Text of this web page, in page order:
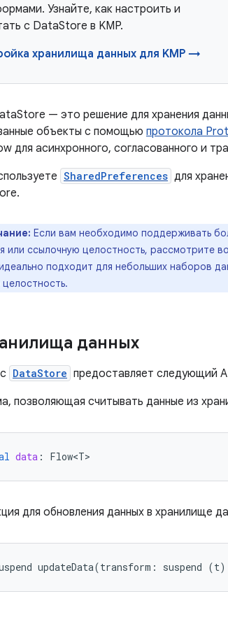
Узнайте, как настроить и
с DataStore в KMP.
хранилища данных для KMP →
— это решение для хранения
объекты с помощью протокола
для асинхронного, согласованного и
SharedPreferences для
Если вам необходимо поддерживать
или ссылочную целостность, рассмотрите
подходит для небольших наборов
данных
DataStore предоставляет следующий
позволяющая считывать данные из
data : Flow<T>
для обновления данных в хранилище
updateData(transform : suspend (t)